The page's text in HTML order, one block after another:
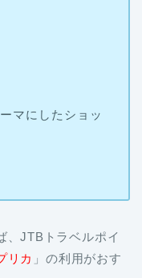
マにしたショッ
、JTBトラベルポイ
リカ 」の利用がおす